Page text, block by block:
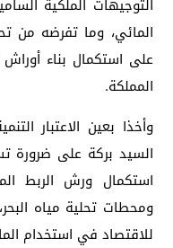
التوجيهات الملكية
المائي، وما تفرضه من
على استكمال بناء
المملكة.
وأخذا بعين الاعتبار
السيد بركة على ضرورة
استكمال ورش الربط
ومحطات تحلية مياه
للاقتصاد في استخدام